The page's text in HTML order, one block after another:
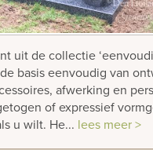
uit de collectie
basis eenvoudig van
afwerking en
of expressief
u wilt. He... lees meer >